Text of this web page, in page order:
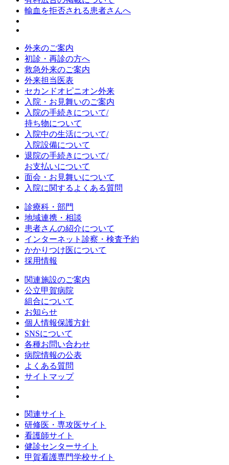
輸血を拒否される患者さんへ
外来のご案内
初診・再診の方へ
救急外来のご案内
外来担当医表
セカンドオピニオン外来
入院・お見舞いのご案内
入院の手続きについて/
持ち物について
入院中の生活について/
入院設備について
退院の手続きについて/
お支払いについて
面会・お見舞いについて
入院に関するよくある質問
診療科・部門
地域連携・相談
患者さんの紹介について
インターネット診察・検査予約
かかりつけ医について
採用情報
関連施設のご案内
公立甲賀病院
組合について
お知らせ
個人情報保護方針
SNSについて
各種お問い合わせ
病院情報の公表
よくある質問
サイトマップ
関連サイト
研修医・専攻医サイト
看護師サイト
健診センターサイト
甲賀看護専門学校サイト